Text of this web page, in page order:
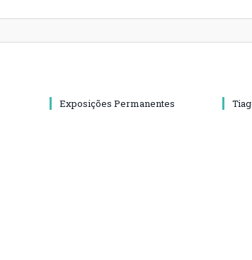
Exposições Permanentes